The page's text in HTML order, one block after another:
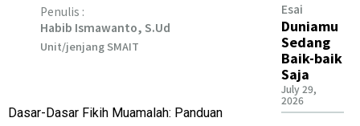
Penulis :
Habib Ismawanto, S.Ud
Unit/jenjang SMAIT
Dasar-Dasar Fikih Muamalah: Panduan
Esai
Duniamu
Sedang
Baik-baik
Saja
July 29,
2026